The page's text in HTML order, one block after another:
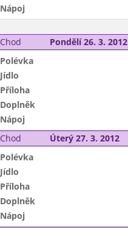
Nápoj
Chod Pondělí 26. 3. 2012
Polévka
Jídlo
Příloha
Doplněk
Nápoj
Chod Úterý 27. 3. 2012
Polévka
Jídlo
Příloha
Doplněk
Nápoj